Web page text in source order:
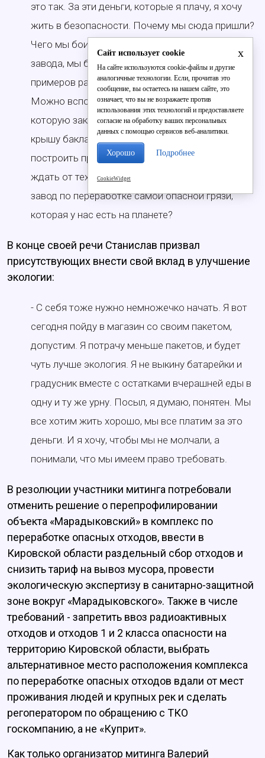
это так. За эти деньги, которые я плачу, я хочу
жить в безопасности. Почему мы сюда пришли?
Чего мы боимся? Мы боимся не столько этого
завода, мы боимся, как его построят. [...] Плохих
примеров работы государства гораздо больше.
Можно вспомнить несчастную «Зенит-Арену»,
которую закрыли через месяц, потому что
крышу бакланы погрызли. Если у нас не могут
построить просто коробку с крышей, то что
ждать от тех же людей, которые будут строить
завод по переработке самой опасной грязи,
которая у нас есть на планете?
В конце своей речи Станислав призвал
присутствующих внести свой вклад в улучшение
экологии:
- С себя тоже нужно немножечко начать. Я вот
сегодня пойду в магазин со своим пакетом,
допустим. Я потрачу меньше пакетов, и будет
чуть лучше экология. Я не выкину батарейки и
градусник вместе с остатками вчерашней еды в
одну и ту же урну. Посыл, я думаю, понятен. Мы
все хотим жить хорошо, мы все платим за это
деньги. И я хочу, чтобы мы не молчали, а
понимали, что мы имеем право требовать.
В резолюции участники митинга потребовали
отменить решение о перепрофилировании
объекта «Марадыковский» в комплекс по
переработке опасных отходов, ввести в
Кировской области раздельный сбор отходов и
снизить тариф на вывоз мусора, провести
экологическую экспертизу в санитарно-защитной
зоне вокруг «Марадыковского». Также в числе
требований - запретить ввоз радиоактивных
отходов и отходов 1 и 2 класса опасности на
территорию Кировской области, выбрать
альтернативное место расположения комплекса
по переработке опасных отходов вдали от мест
проживания людей и крупных рек и сделать
регоператором по обращению с ТКО
госкомпанию, а не «Куприт».
Как только организатор митинга Валерий
x
Сайт использует cookie
На сайте используются cookie-файлы и другие
аналогичные технологии. Если, прочитав это
сообщение, вы остаетесь на нашем сайте, это
означает, что вы не возражаете против
использования этих технологий и предоставляете
согласие на обработку ваших персональных
данных с помощью сервисов веб-аналитики.
Хорошо Подробнее
CookieWidget